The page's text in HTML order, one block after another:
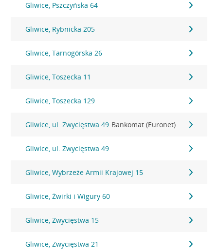
Gliwice, Pszczyńska 64
Gliwice, Rybnicka 205
Gliwice, Tarnogórska 26
Gliwice, Toszecka 11
Gliwice, Toszecka 129
Gliwice, ul. Zwycięstwa 49 Bankomat (Euronet)
Gliwice, ul. Zwycięstwa 49
Gliwice, Wybrzeże Armii Krajowej 15
Gliwice, Żwirki i Wigury 60
Gliwice, Zwycięstwa 15
Gliwice, Zwycięstwa 21